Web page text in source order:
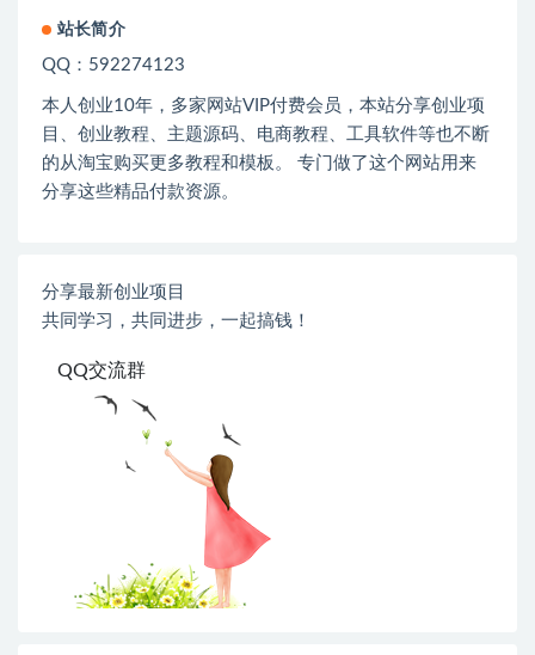
站长简介
QQ：592274123
本人创业10年，多家网站VIP付费会员，本站分享创业项
目、创业教程、主题源码、电商教程、工具软件等也不断
的从淘宝购买更多教程和模板。 专门做了这个网站用来
分享这些精品付款资源。
分享最新创业项目
共同学习，共同进步，一起搞钱！
QQ交流群